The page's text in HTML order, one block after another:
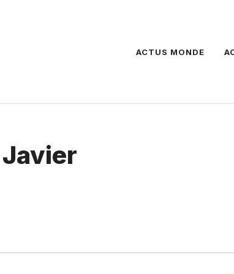
ACTUS MONDE